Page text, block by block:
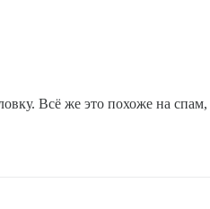
Всё же это похоже на